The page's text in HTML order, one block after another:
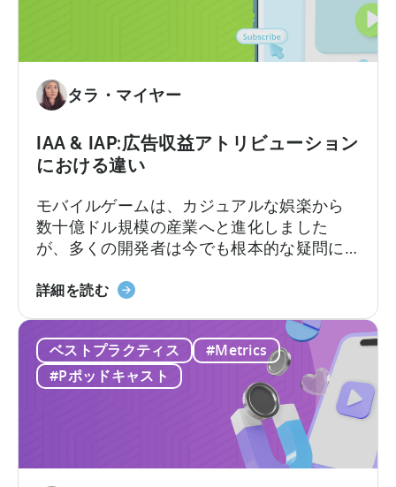
料
の
ー
ル
ィ
に
つ
い
て：
今
す
AI
ク
フ
ロ
タラ・マイヤー
IAA & IAP:広告収益アトリビューション
における違い
モバイルゲームは、カジュアルな娯楽から
数十億ドル規模の産業へと進化しました
が、多くの開発者は今でも根本的な疑問に
はどのように収益を上げるのか?」という問
デル、すなわちアプリ内広告とアプリ内課
金、つまりIAAとIAPを理解し、それらを効
果的に活用できるかどうかにかかっていま
す。
詳細を読むIAA
に
つ
い
ベストプラクティス
#Metrics
#Pポッドキャスト